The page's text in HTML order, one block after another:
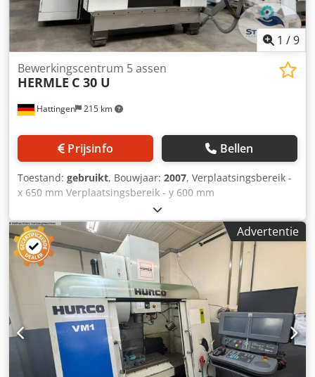
1 /9
Hattingen 215 km
Bewerkingscentrum 5 assen
HERMLE C 30 U
Prijsinfo Bellen
Toestand: gebruikt, Bouwjaar: 2007, Verplaatsingsbereik -
x 650 mm Verplaatsingsbereik - y 600 mm
Verplaatsingsbereik - z 500 mm Besturing HEIDENHAIN -
iTNC 530 Spindeltoerental 10.000 omw/min CNC-draaitafel
Ø 630 mm Aantal posities in de gereedschapswisselaar 32
Gereedschaphouder SK 40 Csdpfx Aijzaf Hujdjrf 5-assig
simultaan bewerkingscentrum | HERMLE - C 30 U,
uitgerust met interne koelvloeistofvoorziening (80 bar),
CNC-draaitafel, gereedschapswisselaar en spaanafvoer. De
motor van de Z-as is in 2025 vernieuwd, de spindel al in
2015, bij 7.100 draaiuren. De machine verkeert in zeer
goede staat. Voor meer technische details en informatie
over de uitrusting, zie het aanbod. - - - - - - - - - - - - - - - - - -
- - - - - - - - - - - - - - - - - - - - - - #Tags: C30U | C-30U | C-30 U
Advertentie